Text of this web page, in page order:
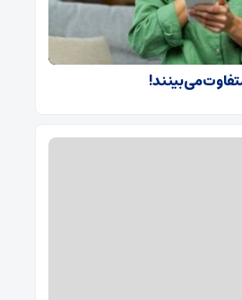
می بینند!